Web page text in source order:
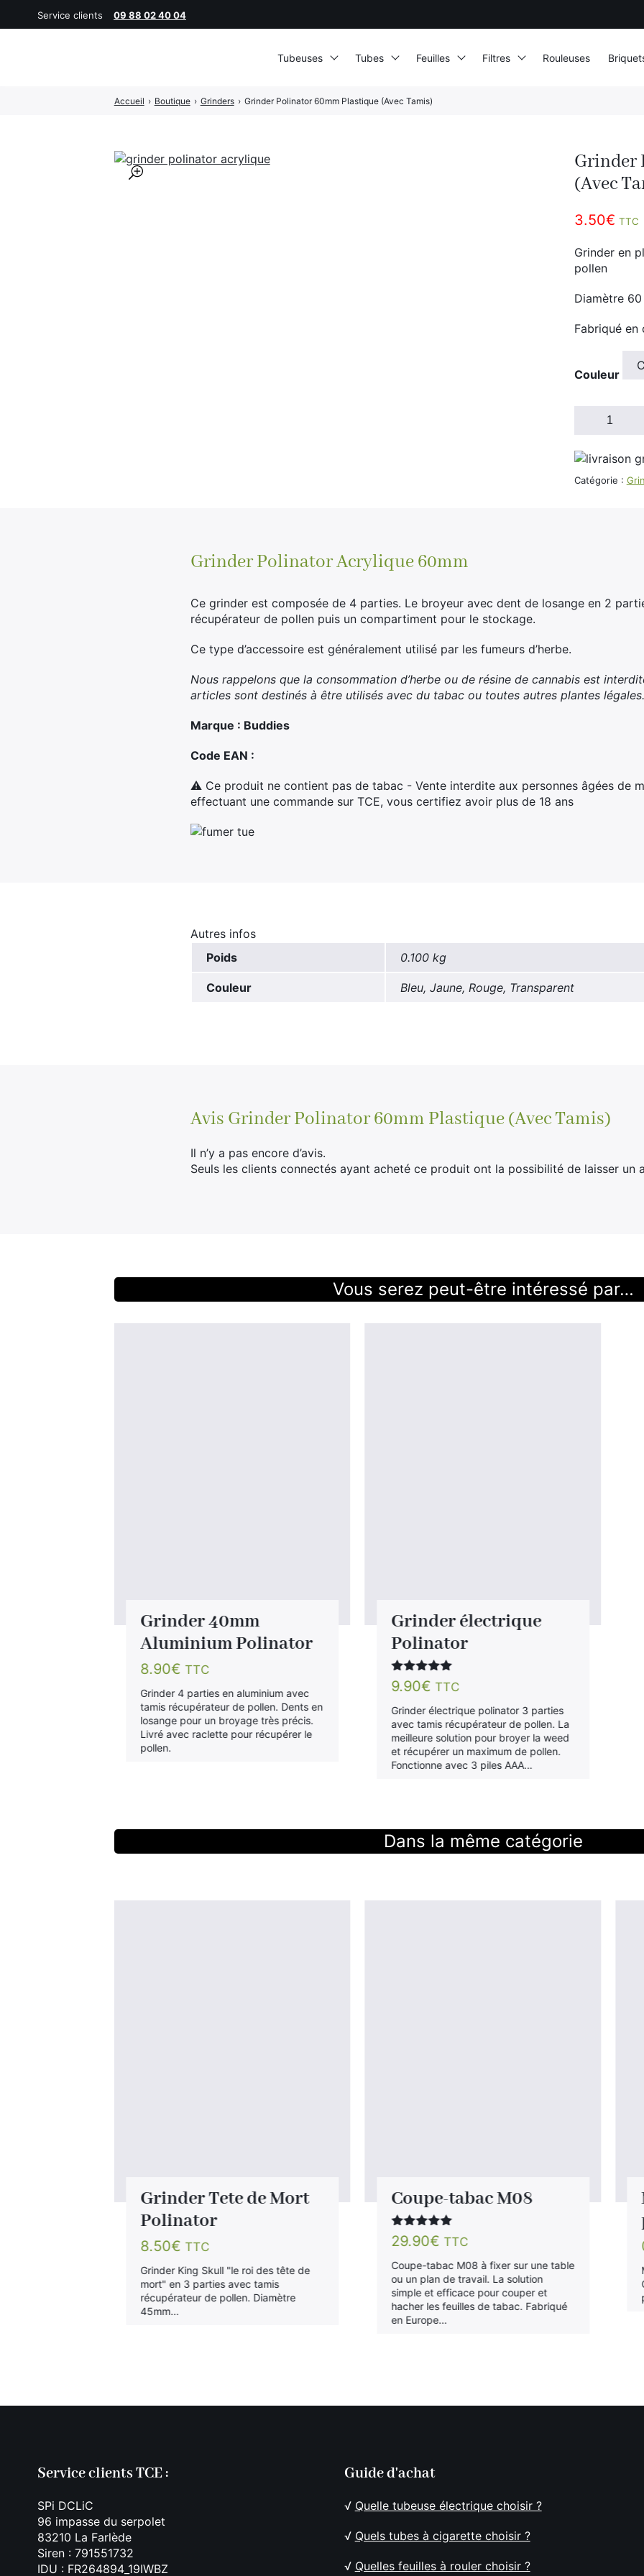
🔍
Grinder
(Avec
3.50€ TTC
Grinder en
pollen
Diamètre
Fabriqué en
Couleur
quantité
Polinator
60mm
Catégorie :
Accueil › Boutique › Grinders › Grinder Polinator 60mm Plastique (Avec Tamis)
Grinder Polinator Acrylique 60mm
Ce grinder est composée de 4 parties. Le broyeur avec dent de losange en 2
récupérateur de pollen puis un compartiment pour le stockage.
Ce type d’accessoire est généralement utilisé par les fumeurs d’herbe.
Nous rappelons que la consommation d’herbe ou de résine de cannabis est
articles sont destinés à être utilisés avec du tabac ou toutes autres plantes
Marque : Buddies
Code EAN :
⚠ Ce produit ne contient pas de tabac - Vente interdite aux personnes âgées de
effectuant une commande sur TCE, vous certifiez avoir plus de 18 ans
Autres infos
Poids
0.100 kg
Couleur Bleu, Jaune, Rouge, Transparent
Avis Grinder Polinator 60mm Plastique (Avec Tamis)
Il n’y a pas encore d’avis.
Seuls les clients connectés ayant acheté ce produit ont la possibilité de laisser un
Vous serez peut-être intéressé par…
Grinder 40mm
Aluminium Polinator
8.90€ TTC
Grinder 4 parties en aluminium avec
tamis récupérateur de pollen. Dents en
losange pour un broyage très précis.
Livré avec raclette pour récupérer le
pollen.
Grinder électrique
Polinator
Note5.00
sur 5
9.90€ TTC
Grinder électrique polinator 3 parties
avec tamis récupérateur de pollen. La
meilleure solution pour broyer la weed
et récupérer un maximum de pollen.
Fonctionne avec 3 piles AAA…
Dans la même catégorie
Grinder Tete de Mort
Polinator
8.50€ TTC
Grinder King Skull "le roi des tête de
mort" en 3 parties avec tamis
récupérateur de pollen. Diamètre
45mm…
Coupe-tabac M08
Note5.00
sur 5
29.90€ TTC
Coupe-tabac M08 à fixer sur une table
ou un plan de travail. La solution
simple et efficace pour couper et
hacher les feuilles de tabac. Fabriqué
en Europe…
Service clients 09 88 02 40 04
Tubeuses Tubes Feuilles Filtres Rouleuses
Service clients TCE :
SPi DCLiC
96 impasse du serpolet
83210 La Farlède
Siren : 791551732
IDU : FR264894_19IWBZ
Guide d'achat
√ Quelle tubeuse électrique choisir ?
√ Quels tubes à cigarette choisir ?
√ Quelles feuilles à rouler choisir ?
: